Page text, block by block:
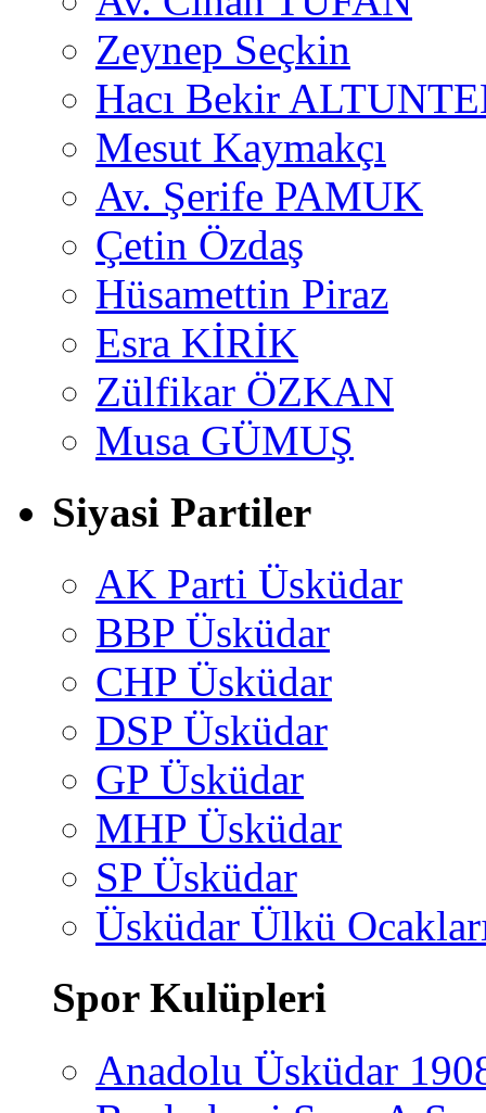
Zeynep Seçkin
Hacı Bekir
Mesut Kaymakçı
Av. Şerife PAMUK
Çetin Özdaş
Hüsamettin Piraz
Esra KİRİK
Zülfikar ÖZKAN
Musa GÜMUŞ
Siyasi Partiler
AK Parti Üsküdar
BBP Üsküdar
CHP Üsküdar
DSP Üsküdar
GP Üsküdar
MHP Üsküdar
SP Üsküdar
Üsküdar Ülkü
Spor Kulüpleri
Anadolu Üsküdar